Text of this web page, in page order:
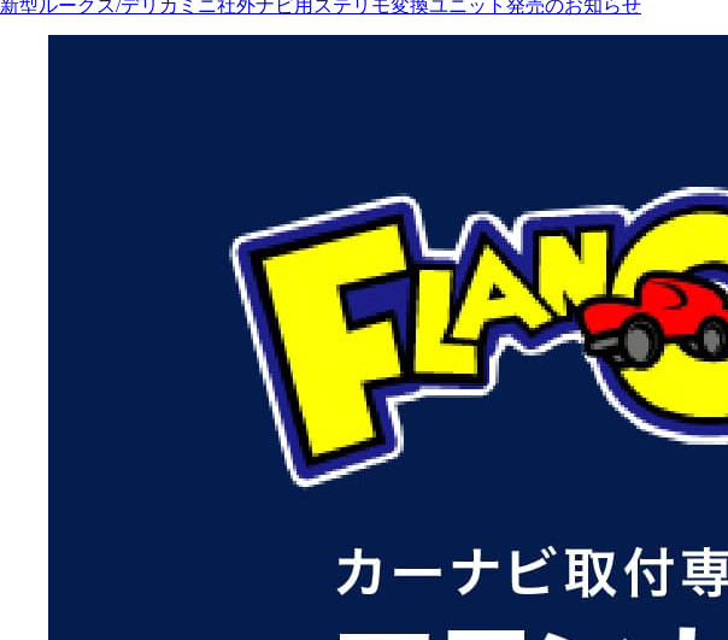
新型ルークス/デリカミニ社外ナビ用ステリモ変換ユニット発売のお知らせ